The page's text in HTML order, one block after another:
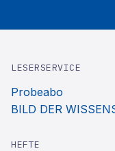
LESERSERVICE
Probeabo
BILD DER
HEFTE